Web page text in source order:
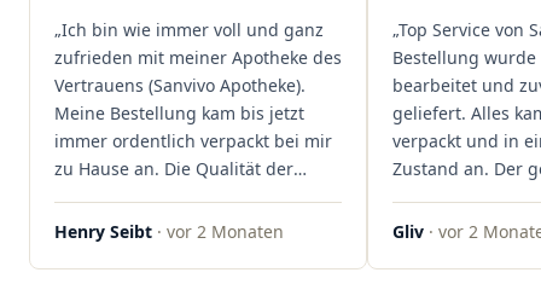
Kundenzufriedenheit an erster
Stelle stehen. Vielen Dank an das
Team von Sanvivo – ich bin
rundum begeistert!"
„Ich bin wie immer voll und ganz
zufrieden mit meiner Apotheke des
Vertrauens (Sanvivo Apotheke).
Meine Bestellung kam bis jetzt
immer ordentlich verpackt bei mir
zu Hause an. Die Qualität der
hohen Niveau, die Auswahl ist
Henry Seibt · vor 2 Monaten
„Top Service von
Bestellung wurde
bearbeitet und
geliefert. Alles
verpackt und in
Zustand an. Der
professionell.
Gliv · vor 2